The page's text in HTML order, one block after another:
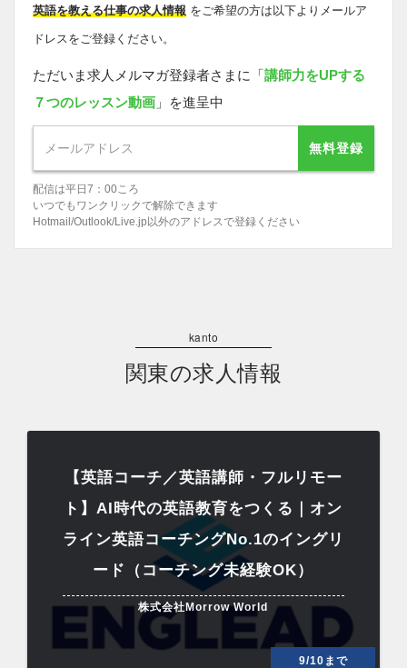
英語を教える仕事の求人情報 をご希望の方は以下よりメールア
ドレスをご登録ください。
ただいま求人メルマガ登録者さまに「講師力をUPする
７つのレッスン動画 」を進呈中
無料登録
配信は平日7：00ころ
いつでもワンクリックで解除できます
Hotmail/Outlook/Live.jp以外のアドレスで登録ください
関東の求人情報
【英語コーチ／英語講師・フルリモー
ト】AI時代の英語教育をつくる｜オン
ライン英語コーチングNo.1のイングリ
ード（コーチング未経験OK）
株式会社Morrow World
9/10まで